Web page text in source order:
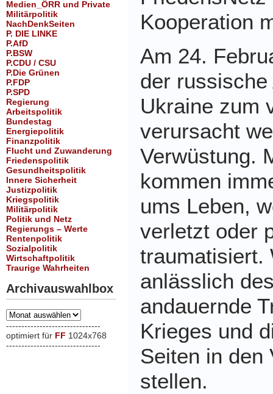
Medien_ÖRR und Private
Militärpolitik
NachDenkSeiten
P. DIE LINKE
P.AfD
P.BSW
P.CDU / CSU
P.Die Grünen
P.FDP
P.SPD
Regierung
Arbeitspolitik
Bundestag
Energiepolitik
Finanzpolitik
Flucht und Zuwanderung
Friedenspolitik
Gesundheitspolitik
Innere Sicherheit
Justizpolitik
Kriegspolitik
Militärpolitik
Politik und Netz
Regierungs – Werte
Rentenpolitik
Sozialpolitik
Wirtschaftpolitik
Traurige Wahrheiten
Archivauswahlbox
Archivauswahlbox
-------------------------------
optimiert für FF 1024x768
-------------------------------
Kooperation
Am 24.
der
Ukraine zum
verursacht
Verwüstung.
kommen
ums Leben,
verletzt oder
traumatisiert.
anlässlich
andauernde
Krieges und
Seiten in den
stellen.